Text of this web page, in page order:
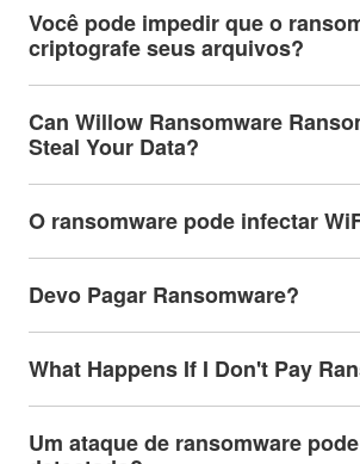
Você pode impedir que o
criptografe seus arquivos?
Can Willow Ransomware
Steal Your Data?
O ransomware pode infectar
Devo Pagar Ransomware?
What Happens If I Don't Pay
Um ataque de ransomware